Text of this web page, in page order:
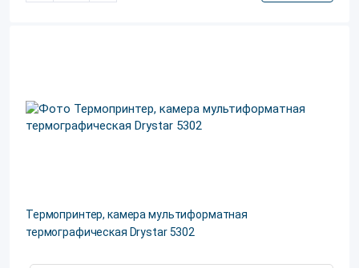
Термопринтер, камера мультиформатная
термографическая Drystar 5302